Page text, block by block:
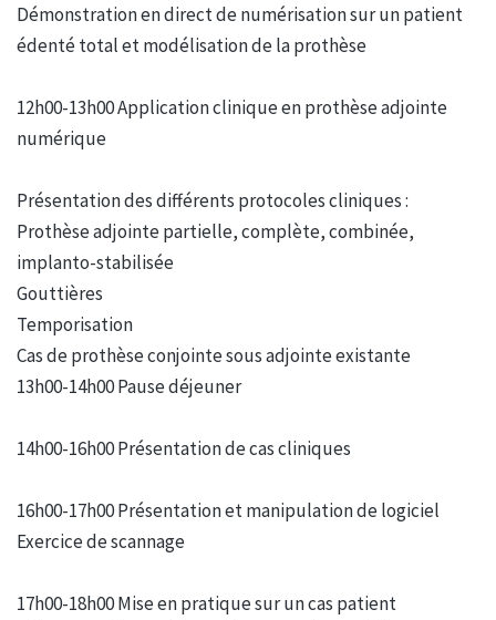
Démonstration en direct de numérisation sur un patient
édenté total et modélisation de la prothèse
12h00-13h00 Application clinique en prothèse adjointe
numérique
Présentation des différents protocoles cliniques :
Prothèse adjointe partielle, complète, combinée,
implanto-stabilisée
Gouttières
Temporisation
Cas de prothèse conjointe sous adjointe existante
13h00-14h00 Pause déjeuner
14h00-16h00 Présentation de cas cliniques
16h00-17h00 Présentation et manipulation de logiciel
Exercice de scannage
17h00-18h00 Mise en pratique sur un cas patient